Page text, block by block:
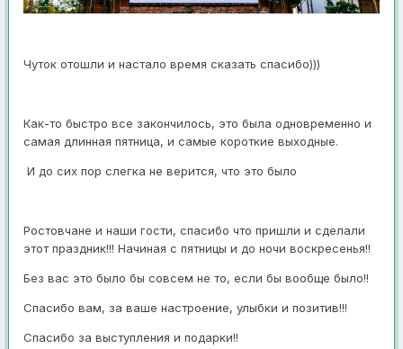
Чуток отошли и настало время сказать спасибо)))
Как-то быстро все закончилось, это была одновременно и
самая длинная пятница, и самые короткие выходные.
И до сих пор слегка не верится, что это было
Ростовчане и наши гости, спасибо что пришли и сделали
этот праздник!!! Начиная с пятницы и до ночи воскресенья!!
Без вас это было бы совсем не то, если бы вообще было!!
Спасибо вам, за ваше настроение, улыбки и позитив!!!
Спасибо за выступления и подарки!!